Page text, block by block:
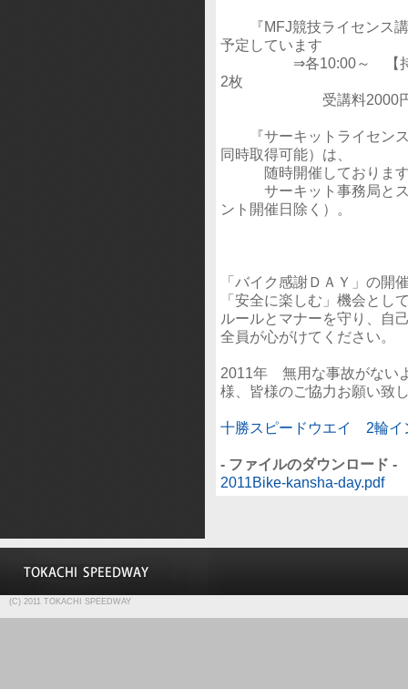
『MFJ競技ライセンス
予定しています
⇒各10:00～ 【持ち物
2枚
受講料2000円＋
『サーキットライセンス
同時取得可能）は、
随時開催しておりま
サーキット事務局とス
ント開催日除く）。
「バイク感謝ＤＡＹ」の開
「安全に楽しむ」機会と
ルールとマナーを守り、自
全員が心がけてください。
2011年 無用な事故がない
様、皆様のご協力お願い致
十勝スピードウエイ 2輪イ
- ファイルのダウンロード -
2011Bike-kansha-day.pdf
(C) 2011 TOKACHI SPEEDWAY